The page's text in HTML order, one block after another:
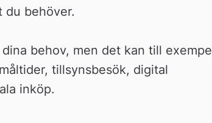
du behöver.
behov, men det kan till
tillsynsbesök, digital
inköp.